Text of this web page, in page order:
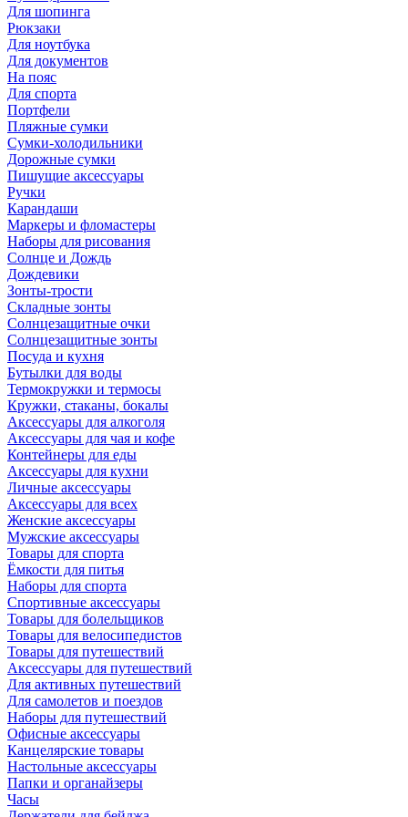
Для шопинга
Рюкзаки
Для ноутбука
Для документов
На пояс
Для спорта
Портфели
Пляжные сумки
Сумки-холодильники
Дорожные сумки
Пишущие аксессуары
Ручки
Карандаши
Маркеры и фломастеры
Наборы для рисования
Солнце и Дождь
Дождевики
Зонты-трости
Складные зонты
Солнцезащитные очки
Солнцезащитные зонты
Посуда и кухня
Бутылки для воды
Термокружки и термосы
Кружки, стаканы, бокалы
Аксессуары для алкоголя
Аксессуары для чая и кофе
Контейнеры для еды
Аксессуары для кухни
Личные аксессуары
Аксессуары для всех
Женские аксессуары
Мужские аксессуары
Товары для спорта
Ёмкости для питья
Наборы для спорта
Спортивные аксессуары
Товары для болельщиков
Товары для велосипедистов
Товары для путешествий
Аксессуары для путешествий
Для активных путешествий
Для самолетов и поездов
Наборы для путешествий
Офисные аксессуары
Канцелярские товары
Настольные аксессуары
Папки и органайзеры
Часы